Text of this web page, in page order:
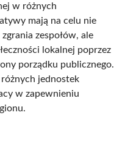
w różnych
mają na celu nie
zespołów, ale
lokalnej poprzez
porządku publicznego.
jednostek
w zapewnieniu